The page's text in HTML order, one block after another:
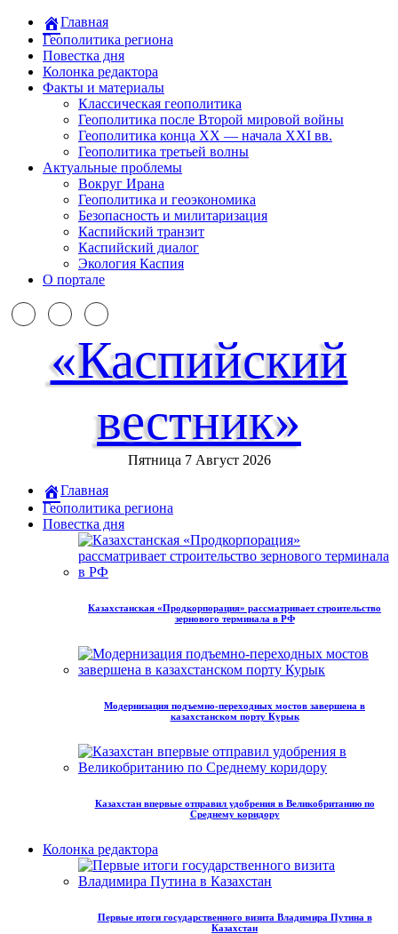
Главная
Геополитика региона
Повестка дня
Колонка редактора
Факты и материалы
Классическая геополитика
Геополитика после Второй мировой войны
Геополитика конца XX — начала XXI вв.
Геополитика третьей волны
Актуальные проблемы
Вокруг Ирана
Геополитика и геоэкономика
Безопасность и милитаризация
Каспийский транзит
Каспийский диалог
Экология Каспия
О портале
«Каспийский
вестник»
Пятница 7 Август 2026
Главная
Геополитика региона
Повестка дня
Казахстанская «Продкорпорация» рассматривает строительство
зернового терминала в РФ
Модернизация подъемно-переходных мостов завершена в
казахстанском порту Курык
Казахстан впервые отправил удобрения в Великобританию по
Среднему коридору
Колонка редактора
Первые итоги государственного визита Владимира Путина в
Казахстан